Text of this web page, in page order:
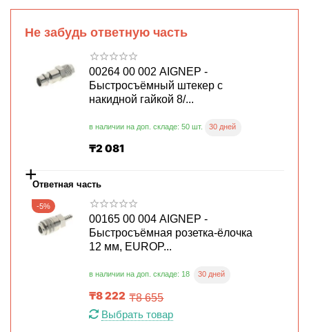
Не забудь ответную часть
00264 00 002 AIGNEP -
Быстросъёмный штекер с
накидной гайкой 8/...
в наличии на доп. складе: 50 шт. 30 дней
₸2 081
+Ответная часть
-5%
00165 00 004 AIGNEP -
Быстросъёмная розетка-ёлочка
12 мм, EUROP...
в наличии на доп. складе: 18 30 дней
₸8 222 ₸8 655
Выбрать товар